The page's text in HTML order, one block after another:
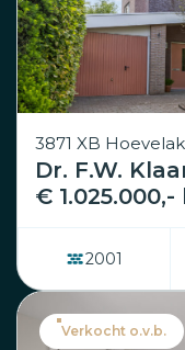
3871 XB
Dr. F.W.
€ 1.025.000,-
2001
Verkocht o.v.b.